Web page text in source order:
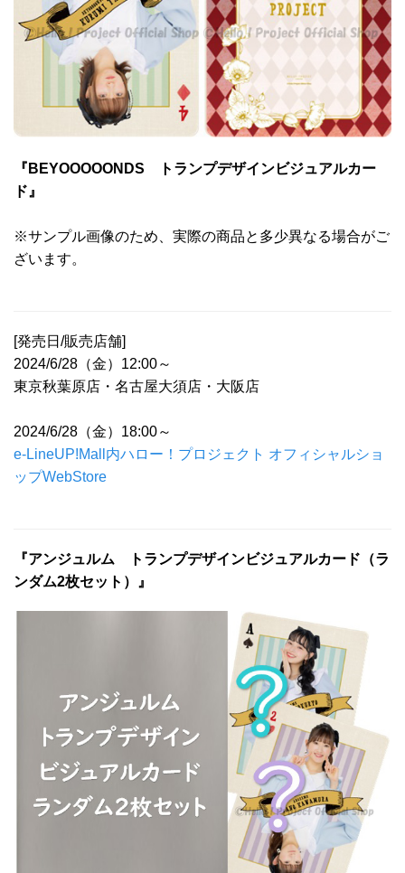
『BEYOOOOONDS トランプデザインビジュアルカー
ド』
※サンプル画像のため、実際の商品と多少異なる場合がご
ざいます。
[発売日/販売店舗]
2024/6/28（金）12:00～
東京秋葉原店・名古屋大須店・大阪店
2024/6/28（金）18:00～
e-LineUP!Mall内ハロー！プロジェクト オフィシャルショ
ップWebStore
『アンジュルム トランプデザインビジュアルカード（ラ
ンダム2枚セット）』